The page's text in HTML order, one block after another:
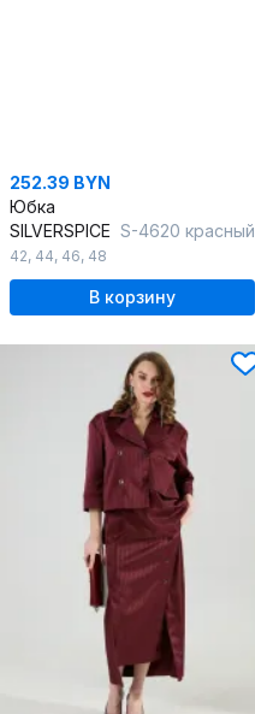
252.39 BYN
Юбка
SILVERSPICE S-4620 красный
42, 44, 46, 48
В корзину